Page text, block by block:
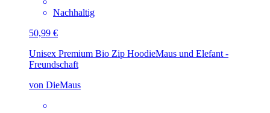
Nachhaltig
50,99 €
Unisex Premium Bio Zip HoodieMaus und Elefant -
Freundschaft
von DieMaus